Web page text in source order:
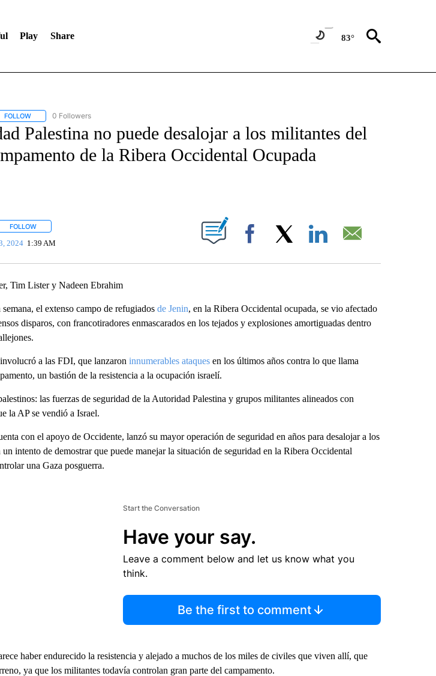
Play Share 83°
FOLLOWFOLLOW "CNN - SPANISH" TO RECEIVE NOTIFICATIONS ABOUT NEW PAGES ON "CNN - SPANISH".
0 Followers
Palestina no puede desalojar a los militantes del
de la Ribera Occidental Ocupada
FOLLOWFOLLOW "" TO RECEIVE NOTIFICATIONS ABOUT NEW PAGES ON "".
2024 1:39 AM Facebook
Tim Lister y Nadeen Ebrahim
el extenso campo de refugiados de Jenin, en la Ribera Occidental ocupada, se vio afectado
disparos, con francotiradores enmascarados en los tejados y explosiones amortiguadas dentro
a las FDI, que lanzaron innumerables ataquesen los últimos años contra lo que llama
un bastión de la resistencia a la ocupación israelí.
las fuerzas de seguridad de la Autoridad Palestina y grupos militantes alineados con
la AP se vendió a Israel.
con el apoyo de Occidente, lanzó su mayor operación de seguridad en años para desalojar a los
intento de demostrar que puede manejar la situación de seguridad en la Ribera Occidental
una Gaza posguerra.
Start the Conversation
Have your say.
Leave a comment below and let us know what you
think.
Be the first to comment
haber endurecido la resistencia y alejado a muchos de los miles de civiles que viven allí, que
ya que los militantes todavía controlan gran parte del campamento.